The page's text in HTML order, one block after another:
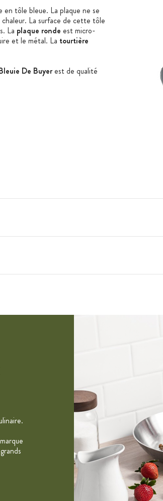
tôle bleue. La plaque ne se
La surface de cette tôle
La plaque ronde est micro-
et le métal. La tourtière
De Buyerest de qualité